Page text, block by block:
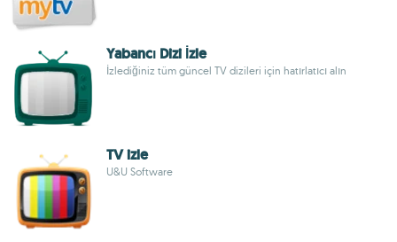
Yabancı Dizi İzle
İzlediğiniz tüm güncel TV dizileri için hatırlatıcı alın
TV izle
U&U Software